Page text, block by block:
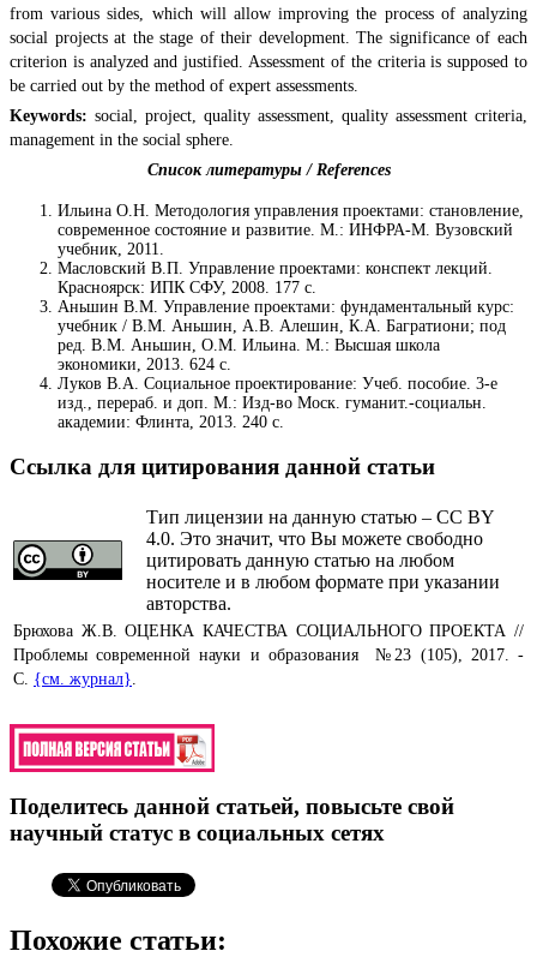
from various sides, which will allow improving the process of analyzing
social projects at the stage of their development. The significance of each
criterion is analyzed and justified. Assessment of the criteria is supposed to
be carried out by the method of expert assessments.
Keywords: social, project, quality assessment, quality assessment criteria,
management in the social sphere.
Список литературы / References
Ильина О.Н. Методология управления проектами: становление,
современное состояние и развитие. М.: ИНФРА-М. Вузовский
учебник, 2011.
Масловский В.П. Управление проектами: конспект лекций.
Красноярск: ИПК СФУ, 2008. 177 с.
Аньшин В.М. Управление проектами: фундаментальный курс:
учебник / В.М. Аньшин, А.В. Алешин, К.А. Багратиони; под
ред. В.М. Аньшин, О.М. Ильина. М.: Высшая школа
экономики, 2013. 624 с.
Луков В.A. Социaльное проектировaние: Учеб. пособие. 3-е
изд., перерaб. и доп. М.: Изд-во Моск. гумaнит.-социaльн.
aкaдемии: Флинтa, 2013. 240 с.
Ссылка для цитирования данной статьи
Тип лицензии на данную статью – CC BY
4.0. Это значит, что Вы можете свободно
цитировать данную статью на любом
носителе и в любом формате при указании
авторства.
Брюхова Ж.В. ОЦЕНКА КАЧЕСТВА СОЦИАЛЬНОГО ПРОЕКТА //
Проблемы современной науки и образования №23 (105), 2017. -
С. {см. журнал}
Поделитесь данной статьей, повысьте свой
научный статус в социальных сетях
Похожие статьи: